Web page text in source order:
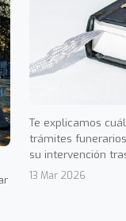
Te explicamos
trámites
su intervención
13 Mar 2026